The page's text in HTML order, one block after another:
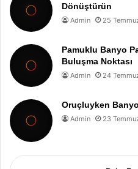
Dönüştürün
Admin 25
Pamuklu Banyo
Buluşma Noktası
Admin 24
Oruçluyken
Admin 23